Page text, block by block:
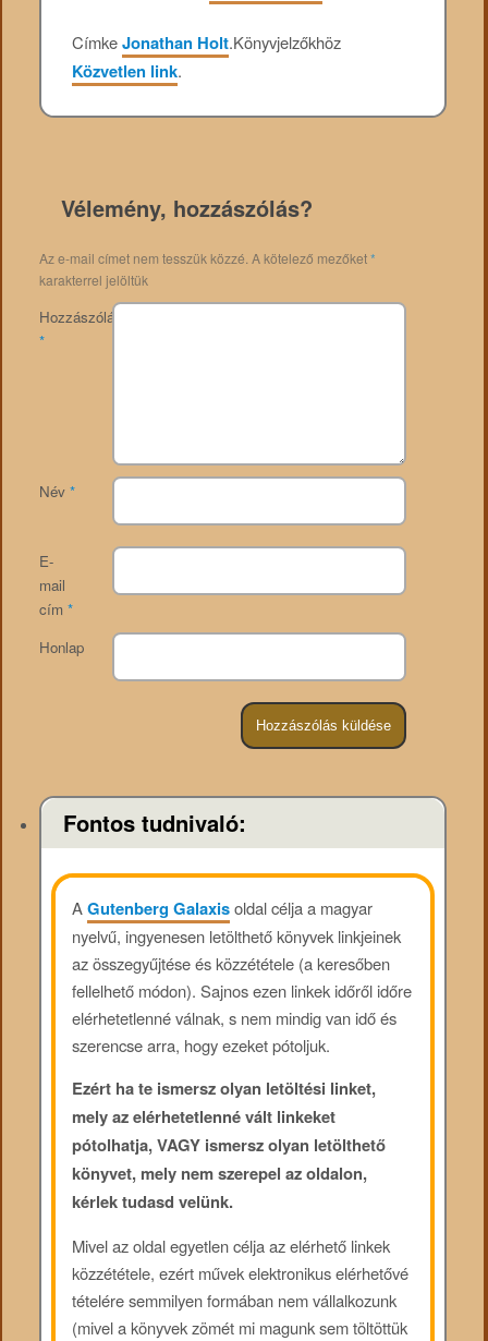
CímkeJonathan Holt.Könyvjelzőkhöz
Közvetlen link.
Vélemény, hozzászólás?
Az e-mail címet nem tesszük közzé. A kötelező mezőket*
karakterrel jelöltük
Hozzászólás
*
Név *
E-
mail
cím *
Honlap
Fontos tudnivaló:
AGutenberg Galaxisoldal célja a magyar
nyelvű, ingyenesen letölthető könyvek linkjeinek
az összegyűjtése és közzététele (a keresőben
fellelhető módon). Sajnos ezen linkek időről időre
elérhetetlenné válnak, s nem mindig van idő és
szerencse arra, hogy ezeket pótoljuk.
Ezért ha te ismersz olyan letöltési linket,
mely az elérhetetlenné vált linkeket
pótolhatja, VAGY ismersz olyan letölthető
könyvet, mely nem szerepel az oldalon,
kérlek tudasd velünk.
Mivel az oldal egyetlen célja az elérhető linkek
közzététele, ezért művek elektronikus elérhetővé
tételére semmilyen formában nem vállalkozunk
(mivel a könyvek zömét mi magunk sem töltöttük